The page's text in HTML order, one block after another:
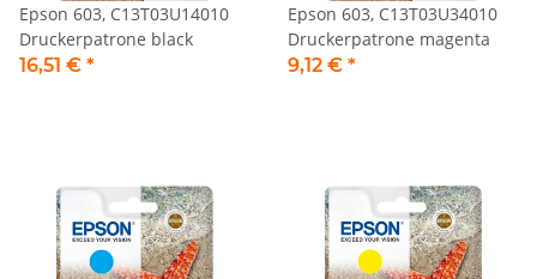
Epson 603, C13T03U14010
Druckerpatrone black
16,51 € *
Epson 603, C13T03U34010
Druckerpatrone magenta
9,12 € *